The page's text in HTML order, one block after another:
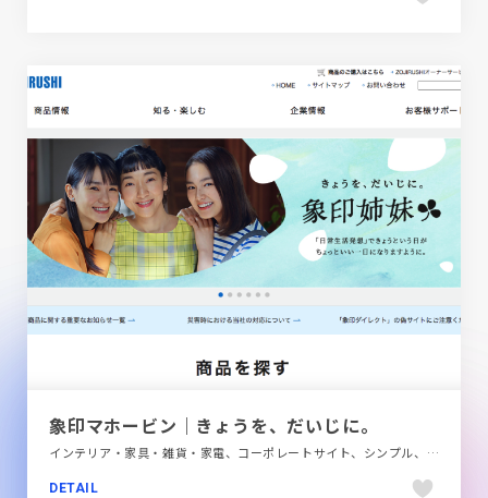
象印マホービン｜きょうを、だいじに。
インテリア・家具・雑貨・家電、コーポレートサイト、シンプル、ブランド・サービスサイト、ホワイト系、商品紹介
DETAIL